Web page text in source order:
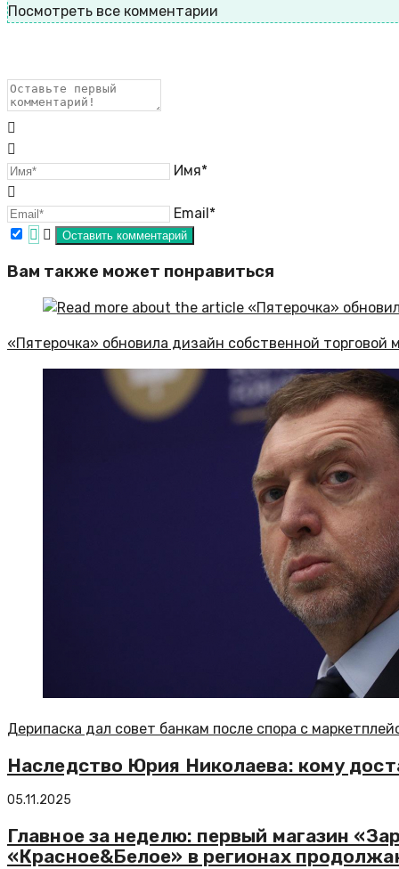
Посмотреть все комментарии
Имя*
Email*
Вам также может понравиться
«Пятерочка» обновила дизайн собственной
Дерипаска дал совет банкам после спора с
Наследство Юрия Николаева: кому
05.11.2025
Главное за неделю: первый магазин
«Красное&Белое» в регионах